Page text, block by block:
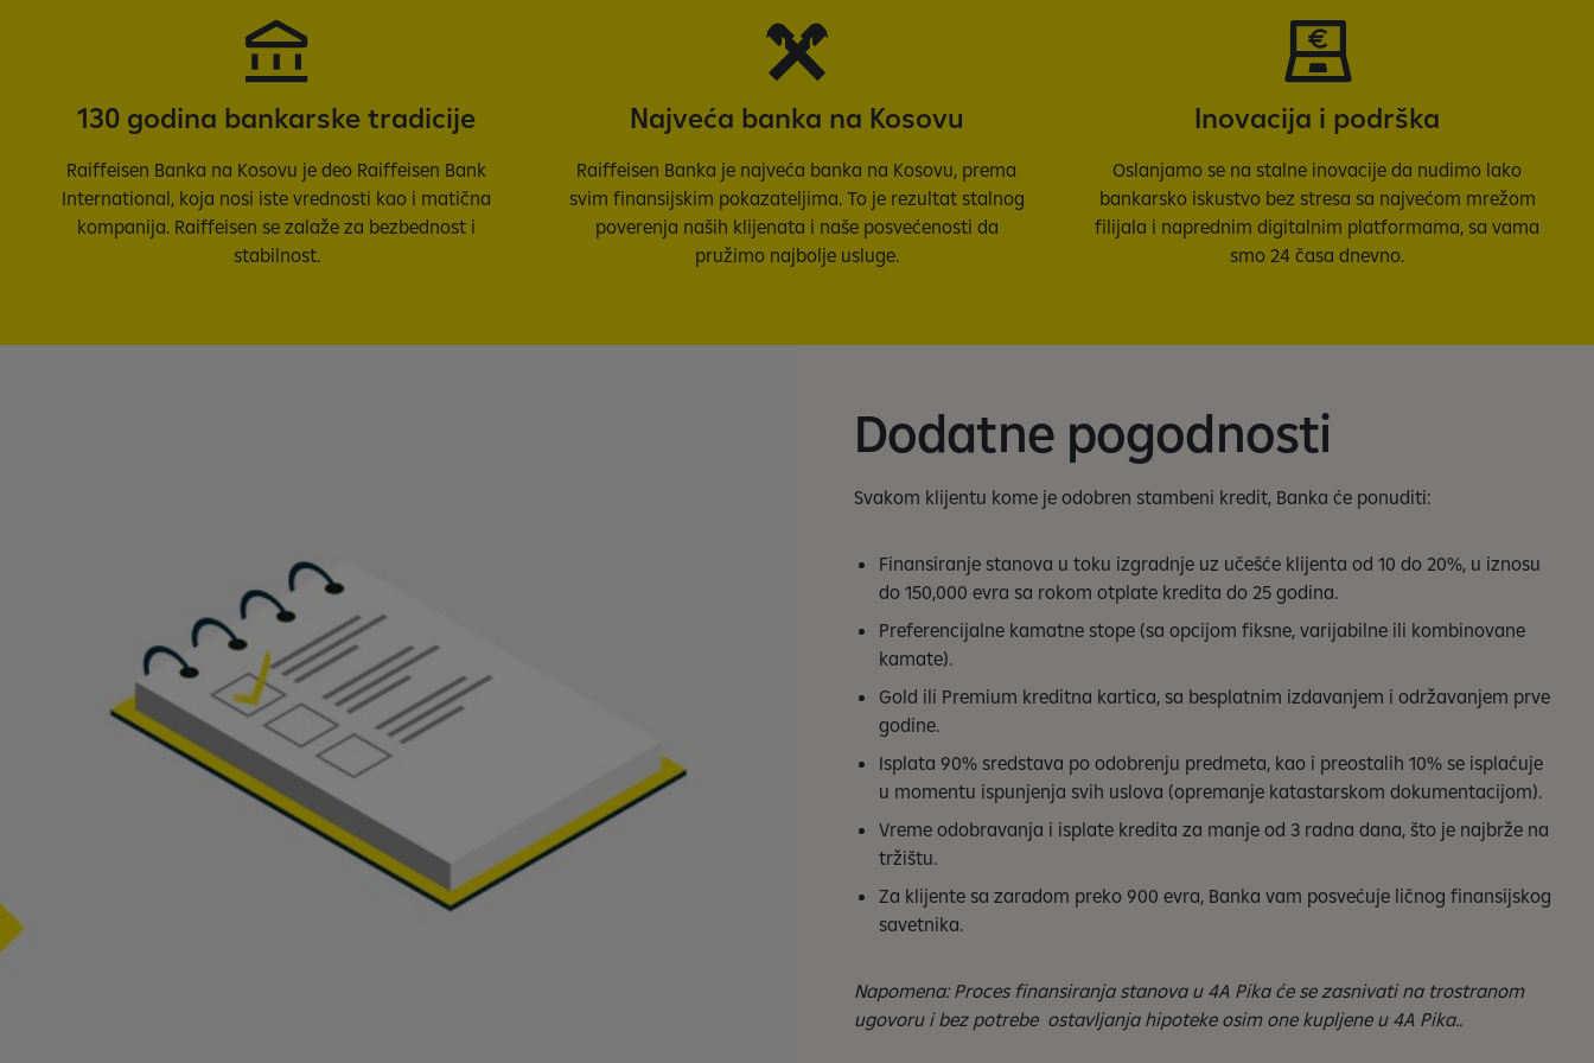
130 godina bankarske tradicije
Raiffeisen Banka na Kosovu je deo Raiffeisen Bank
International, koja nosi iste vrednosti kao i matična
kompanija. Raiffeisen se zalaže za bezbednost i
stabilnost.
Najveća banka na Kosovu
Raiffeisen Banka je najveća banka na Kosovu, prema
svim finansijskim pokazateljima. To je rezultat stalnog
poverenja naših klijenata i naše posvećenosti da
pružimo najbolje usluge.
Inovacija i podrška
Oslanjamo se na stalne inovacije da nudimo lako
bankarsko iskustvo bez stresa sa najvećom mrežom
filijala i naprednim digitalnim platformama, sa vama
smo 24 časa dnevno.
Dodatne pogodnosti
Svakom klijentu kome je odobren stambeni kredit, Banka će ponuditi:
Finansiranje stanova u toku izgradnje uz učešće klijenta od 10 do 20%, u iznosu
do 150,000 evra sa rokom otplate kredita do 25 godina.
Preferencijalne kamatne stope (sa opcijom fiksne, varijabilne ili kombinovane
kamate).
Gold ili Premium kreditna kartica, sa besplatnim izdavanjem i održavanjem prve
godine.
Isplata 90% sredstava po odobrenju predmeta, kao i preostalih 10% se isplaćuje
u momentu ispunjenja svih uslova (opremanje katastarskom dokumentacijom).
Vreme odobravanja i isplate kredita za manje od 3 radna dana, što je najbrže na
tržištu.
Za klijente sa zaradom preko 900 evra, Banka vam posvećuje ličnog finansijskog
savetnika.
Napomena: Proces finansiranja stanova u 4A Pika će se zasnivati na trostranom
ugovoru i bez potrebe ostavljanja hipoteke osim one kupljene u 4A Pika..